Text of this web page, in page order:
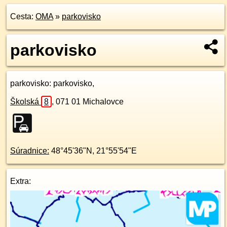
Cesta: OMA» parkovisko
parkovisko
parkovisko: parkovisko,
Školská 8 , 071 01 Michalovce
Súradnice: 48°45'36"N , 21°55'54"E
Extra: